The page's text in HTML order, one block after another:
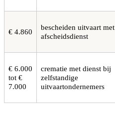
€ 4.860
bescheiden uitvaart met
afscheidsdienst
€ 6.000
tot €
7.000
crematie met dienst bij
zelfstandige
uitvaartondernemers